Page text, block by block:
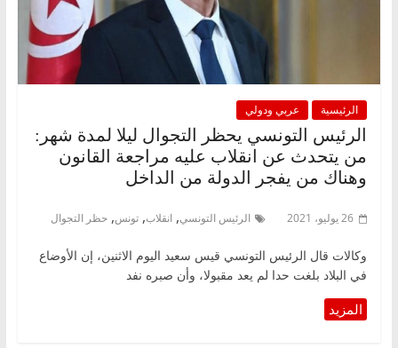
الرئيسية عربي ودولي
الرئيس التونسي يحظر التجوال ليلا لمدة شهر:
من يتحدث عن انقلاب عليه مراجعة القانون
وهناك من يفجر الدولة من الداخل
26 يوليو، 2021 الرئيس التونسي, انقلاب, تونس, حظر التجوال
وكالات قال الرئيس التونسي قيس سعيد اليوم الاثنين، إن الأوضاع
في البلاد بلغت حدا لم يعد مقبولا، وأن صبره نفد